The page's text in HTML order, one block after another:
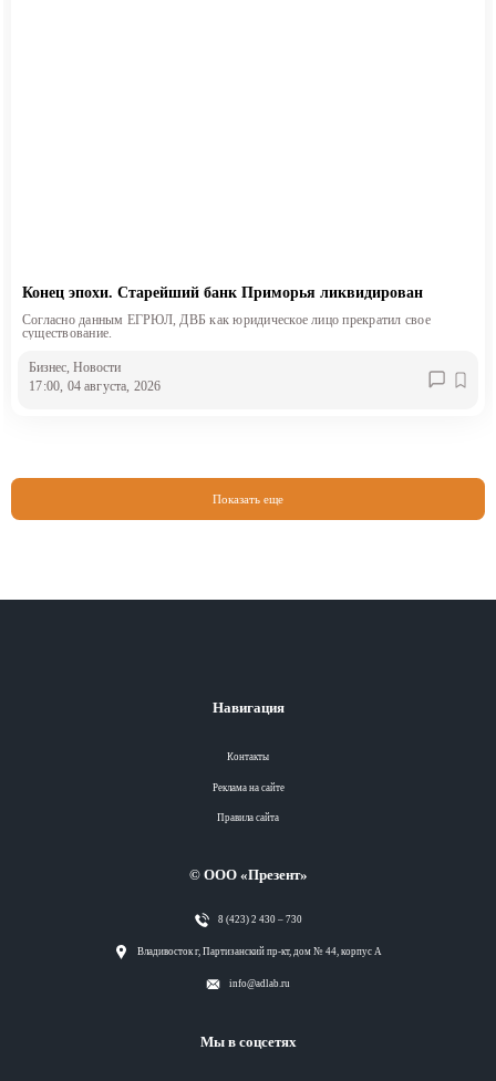
Конец эпохи. Старейший банк Приморья ликвидирован
Согласно данным ЕГРЮЛ, ДВБ как юридическое лицо прекратил свое
существование.
Бизнес, Новости
17:00, 04 августа, 2026
Показать еще
Навигация
Контакты
Реклама на сайте
Правила сайта
© ООО «Презент»
8 (423) 2 430 – 730
Владивосток г, Партизанский пр-кт, дом № 44, корпус А
info@adlab.ru
Мы в соцсетях